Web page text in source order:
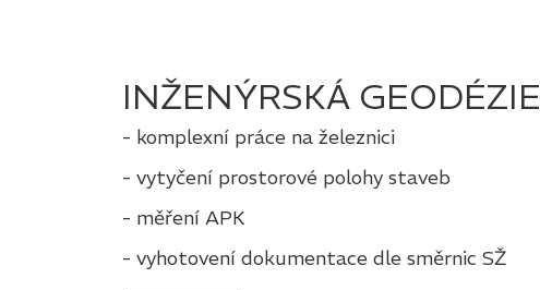
INŽENÝRSKÁ GEODÉZIE
- komplexní práce na železnici
- vytyčení prostorové polohy staveb
- měření APK
- vyhotovení dokumentace dle směrnic SŽ